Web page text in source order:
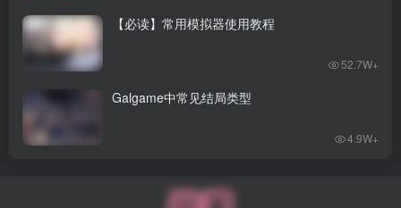
【必读】常用模拟器使用教程
52.7W+
Galgame中常见结局类型
4.9W+